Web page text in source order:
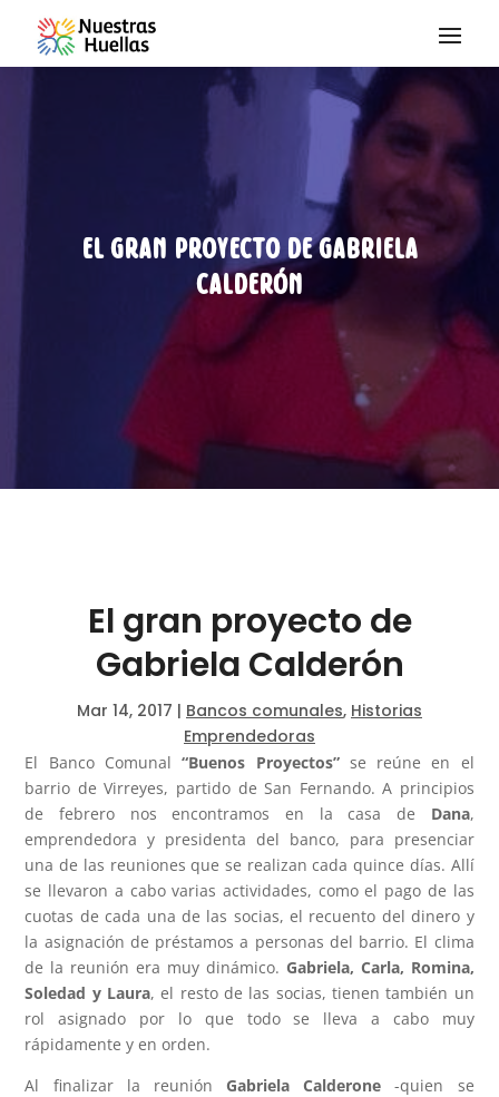
Saltar al contenido
El gran proyecto de Gabriela
Calderón
El gran proyecto de
Gabriela Calderón
Mar 14, 2017 | Bancos comunales, Historias
Emprendedoras
El Banco Comunal“Buenos Proyectos”se reúne en el
barrio de Virreyes, partido de San Fernando. A principios
de febrero nos encontramos en la casa de Dana,
emprendedora y presidenta del banco, para presenciar
una de las reuniones que se realizan cada quince días. Allí
se llevaron a cabo varias actividades, como el pago de las
cuotas de cada una de las socias, el recuento del dinero y
la asignación de préstamos a personas del barrio. El clima
de la reunión era muy dinámico. Gabriela, Carla, Romina,
Soledad y Laura, el resto de las socias, tienen también un
rol asignado por lo que todo se lleva a cabo muy
rápidamente y en orden.
Al finalizar la reunión Gabriela Calderone -quien se